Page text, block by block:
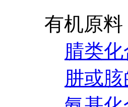
有机原料
腈类化
肼或